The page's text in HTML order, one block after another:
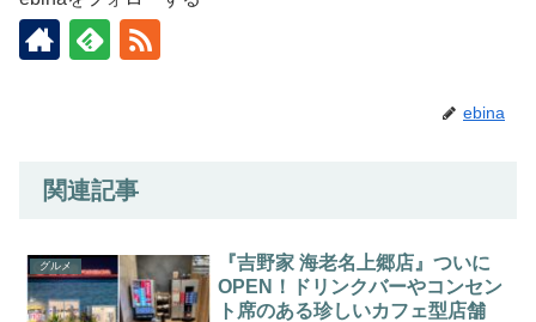
ebina
関連記事
グルメ
『吉野家 海老名上郷店』ついに
OPEN！ドリンクバーやコンセン
ト席のある珍しいカフェ型店舗